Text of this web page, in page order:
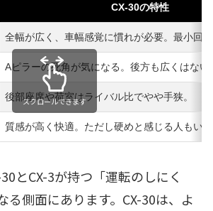
CX-30の特性
全幅が広く、車幅感覚に慣れが必要。最小回
Aピラーの死角が気になる。後方も広くはない
後部座席や荷室はライバル比でやや手狭。
質感が高く快適。ただし硬めと感じる人もい
スクロールできます
とCX-3が持つ「運転のしにく
る側面にあります。CX-30は、よ